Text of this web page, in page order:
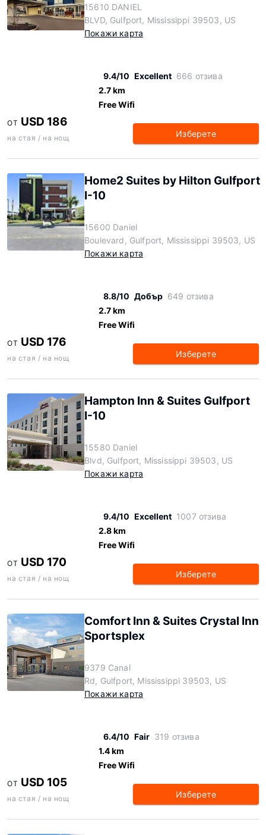
15610 DANIEL
BLVD, Gulfport, Mississippi 39503, US
Покажи карта
9.4/10 Excellent 666 отзива
2.7 km
Free Wifi
ОТ USD 186
на стая / на нощ Изберете
Home2 Suites by Hilton Gulfport
I-10
15600 Daniel
Boulevard, Gulfport, Mississippi 39503, US
Покажи карта
8.8/10 Добър 649 отзива
2.7 km
Free Wifi
ОТ USD 176
на стая / на нощ Изберете
Hampton Inn & Suites Gulfport
I-10
15580 Daniel
Blvd, Gulfport, Mississippi 39503, US
Покажи карта
9.4/10 Excellent 1007 отзива
2.8 km
Free Wifi
ОТ USD 170
на стая / на нощ Изберете
Comfort Inn & Suites Crystal Inn
Sportsplex
9379 Canal
Rd, Gulfport, Mississippi 39503, US
Покажи карта
6.4/10 Fair 319 отзива
1.4 km
Free Wifi
ОТ USD 105
на стая / на нощ Изберете